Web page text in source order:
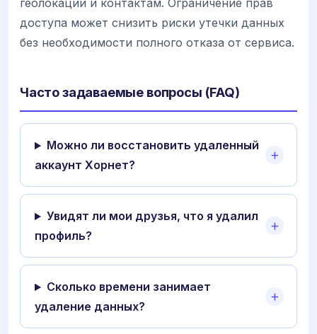
геолокации и контактам. Ограничение прав
доступа может снизить риски утечки данных
без необходимости полного отказа от сервиса.
Часто задаваемые вопросы (FAQ)
Можно ли восстановить удаленный
аккаунт Хорнет?
Увидят ли мои друзья, что я удалил
профиль?
Сколько времени занимает
удаление данных?